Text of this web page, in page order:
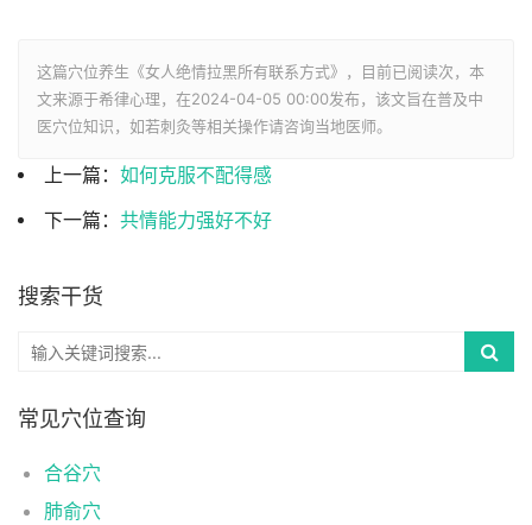
这篇穴位养生《女人绝情拉黑所有联系方式》，目前已阅读次，本
文来源于希律心理，在2024-04-05 00:00发布，该文旨在普及中
医穴位知识，如若刺灸等相关操作请咨询当地医师。
上一篇： 如何克服不配得感
下一篇： 共情能力强好不好
搜索干货
常见穴位查询
合谷穴
肺俞穴